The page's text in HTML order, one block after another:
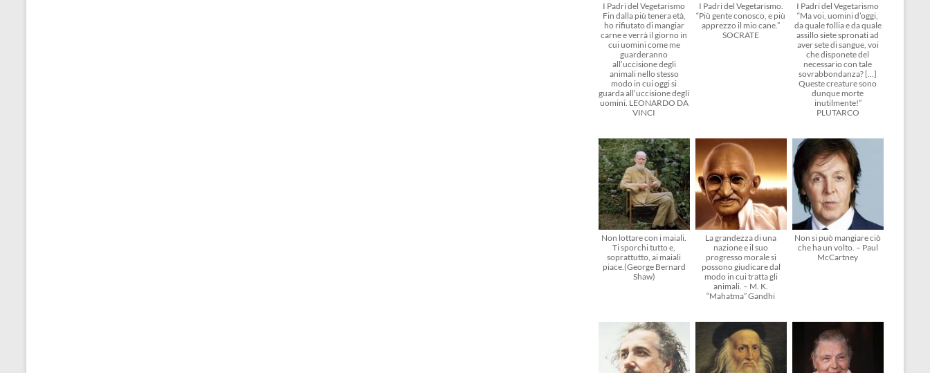
I Padri del Vegetarismo
Fin dalla più tenera età,
ho rifiutato di mangiar
carne e verrà il giorno in
cui uomini come me
guarderanno
all’uccisione degli
animali nello stesso
modo in cui oggi si
guarda all’uccisione degli
uomini. LEONARDO DA
VINCI
I Padri del Vegetarismo.
“Più gente conosco, e più
apprezzo il mio cane.”
SOCRATE
I Padri del Vegetarismo
“Ma voi, uomini d’oggi,
da quale follia e da quale
assillo siete spronati ad
aver sete di sangue, voi
che disponete del
necessario con tale
sovrabbondanza? […]
Queste creature sono
dunque morte
inutilmente!”
PLUTARCO
Non lottare con i maiali.
Ti sporchi tutto e,
soprattutto, ai maiali
piace.(George Bernard
Shaw)
La grandezza di una
nazione e il suo
progresso morale si
possono giudicare dal
modo in cui tratta gli
animali. – M. K.
“Mahatma” Gandhi
Non si può mangiare ciò
che ha un volto. – Paul
McCartney